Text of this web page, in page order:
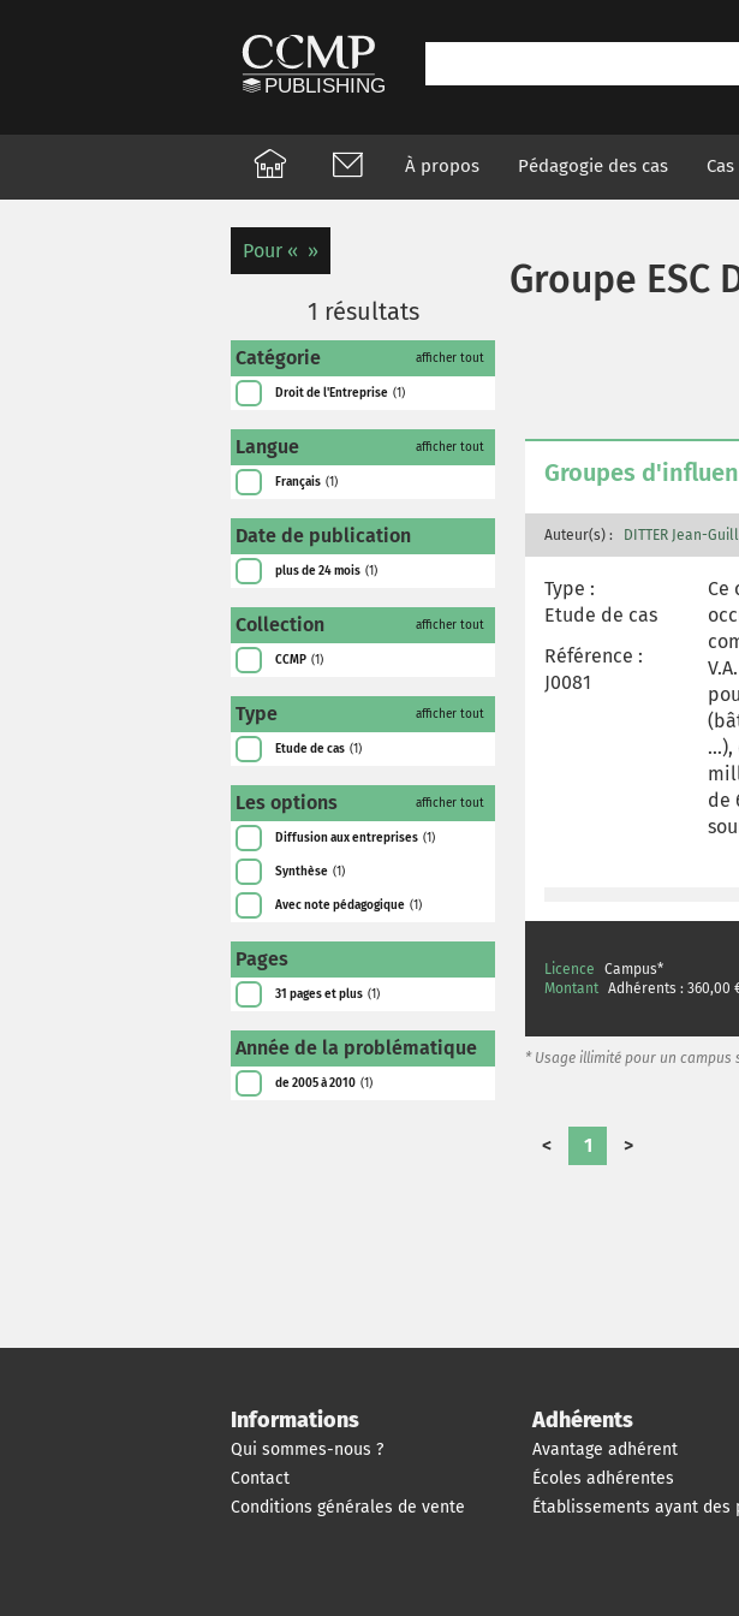
À propos Pédagogie des cas
Groupe ESC
Groupes
Auteur(s) : DITTER Jean-
Type :
Etude de cas
Référence :
J0081
Ce
de
Licence Campus*
* Usage illimité pour un
Montant Adhérents : 360,00
< 1 >
Pour
1 résultats
Catégorie afficher tout
Droit de l'Entreprise (1)
Langue afficher tout
Français (1)
Date de publication
plus de 24 mois (1)
Collection afficher tout
CCMP (1)
Type afficher tout
Etude de cas (1)
Les options afficher tout
Diffusion aux entreprises (1)
Synthèse (1)
Avec note pédagogique (1)
Pages
31 pages et plus (1)
Année de la problématique
de 2005 à 2010 (1)
Informations
Qui sommes-nous ?
Contact
Conditions générales de vente
Adhérents
Avantage adhérent
Écoles adhérentes
Établissements ayant des